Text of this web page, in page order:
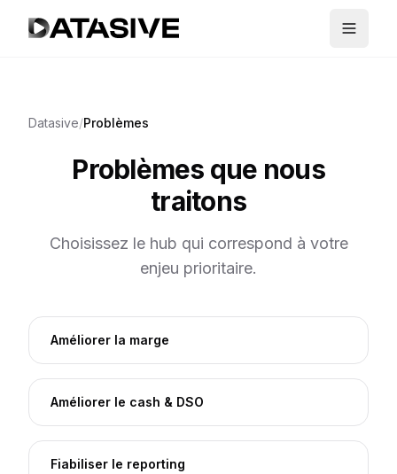
Datasive/Problèmes
Problèmes que nous
traitons
Choisissez le hub qui correspond à votre
enjeu prioritaire.
Améliorer la marge
Améliorer le cash & DSO
Fiabiliser le reporting